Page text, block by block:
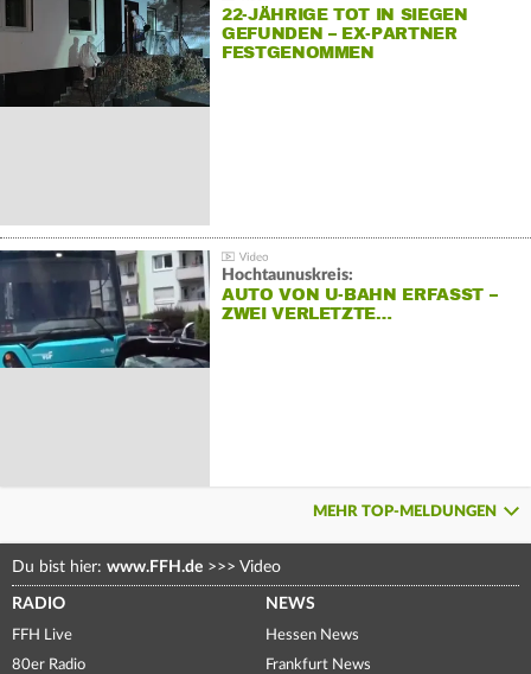
22-JÄHRIGE TOT IN SIEGEN
GEFUNDEN – EX-PARTNER
FESTGENOMMEN
Hochtaunuskreis:
AUTO VON U-BAHN ERFASST –
ZWEI VERLETZTE…
MEHR TOP-MELDUNGEN
Du bist hier: www.FFH.de >>> Video
RADIO
FFH Live
80er Radio
NEWS
Hessen News
Frankfurt News